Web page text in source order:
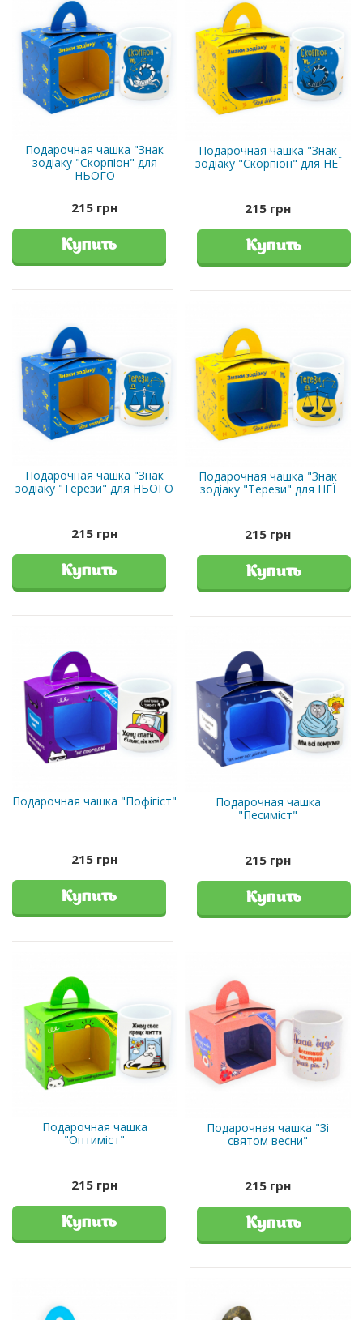
Подарочная чашка "Знак
зодіаку "Скорпіон" для
НЬОГО
215 грн
Купить
Подарочная чашка "Знак
зодіаку "Скорпіон" для НЕЇ
215 грн
Купить
Подарочная чашка "Знак
зодіаку "Терези" для НЬОГО
215 грн
Купить
Подарочная чашка "Знак
зодіаку "Терези" для НЕЇ
215 грн
Купить
Подарочная чашка "Пофігіст"
215 грн
Купить
Подарочная чашка
"Песиміст"
215 грн
Купить
Подарочная чашка
"Оптиміст"
215 грн
Купить
Подарочная чашка "Зі
святом весни"
215 грн
Купить